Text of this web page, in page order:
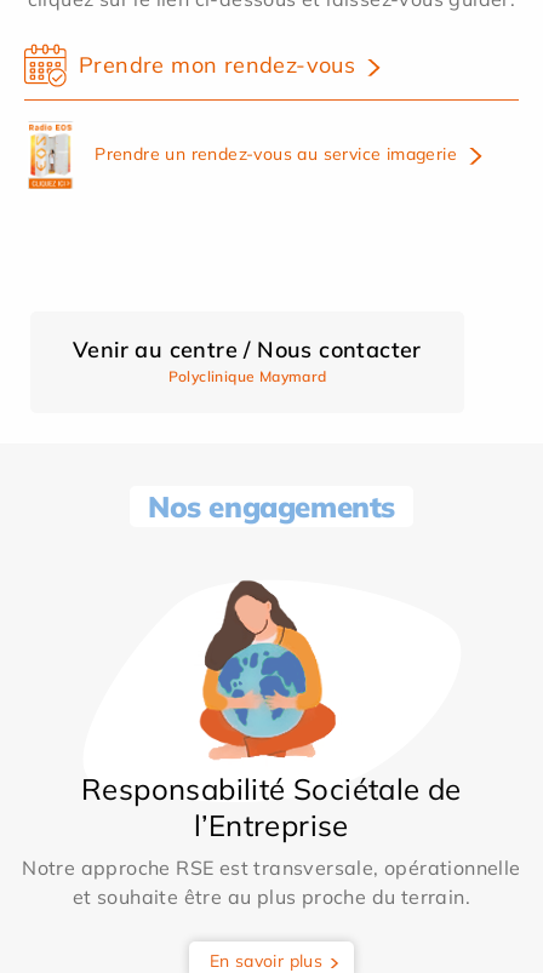
Prendre mon rendez-vous
Prendre un rendez-vous au service imagerie
Venir au centre / Nous contacter
Polyclinique Maymard
Nos engagements
Responsabilité Sociétale de
l’Entreprise
Notre approche RSE est transversale, opérationnelle
et souhaite être au plus proche du terrain.
En savoir plus